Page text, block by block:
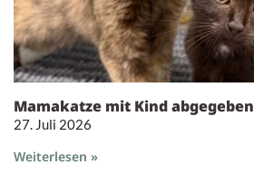
Mamakatze mit Kind abgegeben
27. Juli 2026
Weiterlesen »